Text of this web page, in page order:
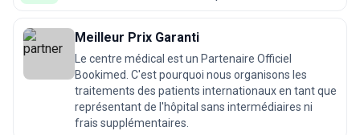
Meilleur Prix Garanti
Le centre médical est un Partenaire Officiel
Bookimed. C'est pourquoi nous organisons les
traitements des patients internationaux en tant que
représentant de l'hôpital sans intermédiaires ni
frais supplémentaires.